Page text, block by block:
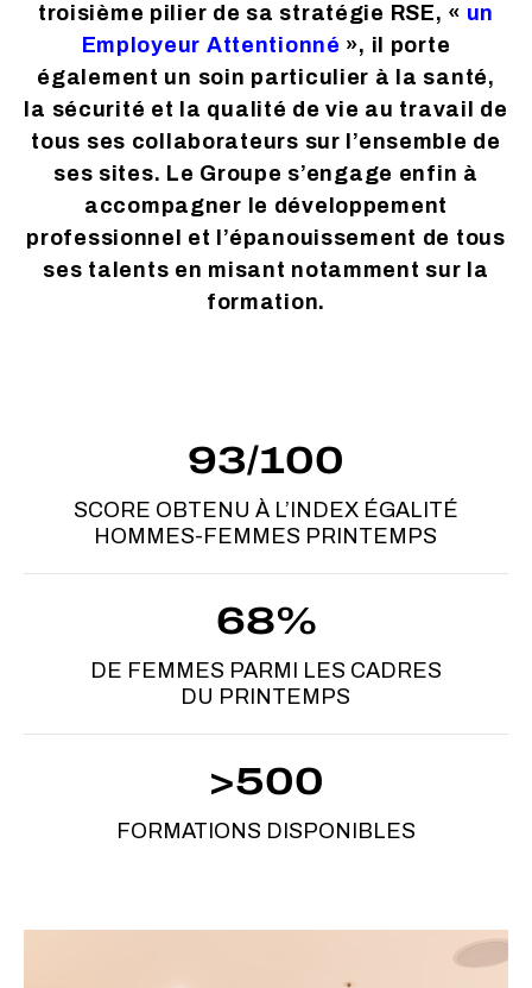
troisième pilier de sa stratégie RSE, « un
Employeur Attentionné », il porte
également un soin particulier à la santé,
la sécurité et la qualité de vie au travail de
tous ses collaborateurs sur l’ensemble de
ses sites. Le Groupe s’engage enfin à
accompagner le développement
professionnel et l’épanouissement de tous
ses talents en misant notamment sur la
formation.
93/100
SCORE OBTENU À L’INDEX ÉGALITÉ
HOMMES-FEMMES PRINTEMPS
68%
DE FEMMES PARMI LES CADRES
DU PRINTEMPS
>500
FORMATIONS DISPONIBLES